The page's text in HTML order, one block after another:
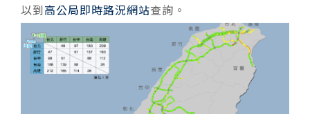
以到高公局即時路況網站查詢。